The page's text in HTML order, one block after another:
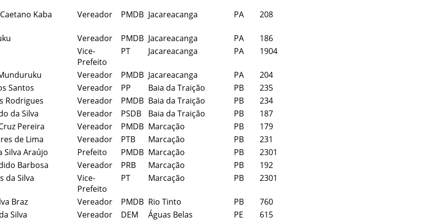
Kaba Vereador PMDB Jacareacanga PA 208
Vereador PMDB Jacareacanga PA
186
Vice-
Prefeito
PT Jacareacanga PA 1904
Vereador PMDB Jacareacanga PA
204
Santos
Vereador PP Baia da Traição PB
235
Rodrigues
Vereador PMDB Baia da Traição PB
234
da Silva
Vereador PSDB Baia da Traição PB
187
Pereira
Vereador PMDB Marcação PB
179
de Lima
Vereador PTB Marcação PB
231
Silva Araújo
Prefeito PMDB Marcação PB
2301
Barbosa
Vereador PRB Marcação PB
192
da Silva
Vice-
Prefeito
PT Marcação PB 2301
Braz Vereador PMDB Rio Tinto PB
760
Silva
Vereador DEM Águas Belas PE
615